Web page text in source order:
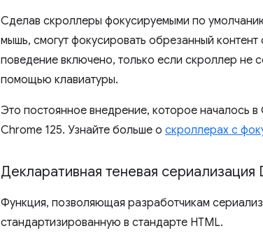
Сделав скроллеры фокусируемыми по
мышь, смогут фокусировать обрезанный
поведение включено, только если скроллер не
помощью клавиатуры.
Это постоянное внедрение, которое началось
Chrome 125. Узнайте больше о скроллерах с
Декларативная теневая сериализация
Функция, позволяющая разработчикам
стандартизированную в стандарте HTML.